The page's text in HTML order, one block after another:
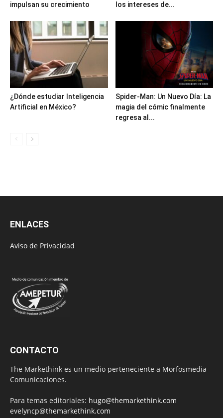
impulsan su crecimiento
los intereses de...
¿Dónde estudiar Inteligencia
Artificial en México?
Spider-Man: Un Nuevo Día: La
magia del cómic finalmente
regresa al...
ENLACES
Aviso de Privacidad
CONTACTO
The Markethink es un medio perteneciente a Morfosmedia
Comunicaciones.
Para temas editoriales: hugo@themarkethink.com
evelyncp@themarkethink.com